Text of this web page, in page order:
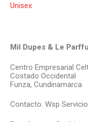
Unisex
Mil Dupes & Le
Centro Empresarial
Costado Occidental
Funza, Cundinamarca
Contacto. Wsp